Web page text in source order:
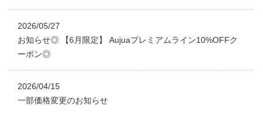
2026/05/27
お知らせ◎ 【6月限定】 Aujuaプレミアムライン10%OFFク
ーポン◎
2026/04/15
一部価格変更のお知らせ